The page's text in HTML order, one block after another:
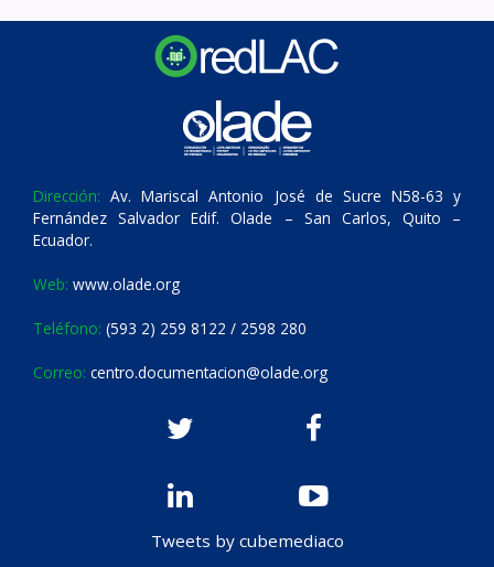
Dirección: Av. Mariscal Antonio José de Sucre N58-63 y
Fernández Salvador Edif. Olade – San Carlos, Quito –
Ecuador.
Web: www.olade.org
Teléfono: (593 2) 259 8122 / 2598 280
Correo: centro.documentacion@olade.org
Tweets by cubemediaco